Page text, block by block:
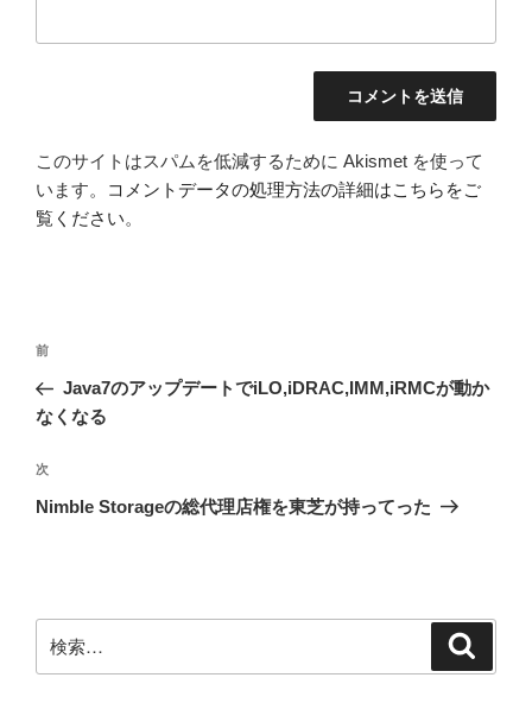
このサイトはスパムを低減するために Akismet を使って
います。
コメントデータの処理方法の詳細はこちらをご
覧ください。
投
ナ
ゲ
ー
前
の
投
前
Java7のアップデートでiLO,iDRAC,IMM,iRMCが動か
なくなる
次
の
次
Nimble Storageの総代理店権を東芝が持ってった
索: